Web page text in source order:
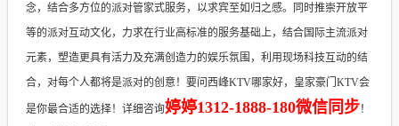
念，结合多方位的派对管家式服务，以求宾至如归之感。同时推崇开放平
等的派对互动文化，力求在行业高标准的服务基础上，结合国际主流派对
元素，塑造更具有活力及充满创造力的娱乐氛围，利用现场科技互动的结
合，对每个人都将是派对的创意！要问西峰KTV哪家好，皇家豪门KTV会
是你最合适的选择！详细咨询婷婷1312-1888-180微信同步！